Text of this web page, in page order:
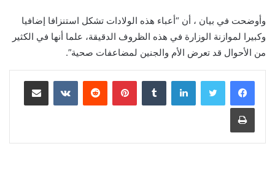
وأوضحت في بيان ، أن “أعباء هذه الولادات تشكل استنزافا إضافيا
وكبيرا لموازنة الوزارة في هذه الظروف الدقيقة، علما أنها في الكثير
من الأحوال قد تعرض الأم والجنين لمضاعفات صحية”.
لينكدإن بينتيريست